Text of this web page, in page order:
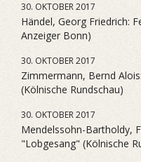
30. OKTOBER 2017
Händel, Georg Friedrich:
Anzeiger Bonn)
30. OKTOBER 2017
Zimmermann, Bernd
(Kölnische Rundschau)
30. OKTOBER 2017
Mendelssohn-Bartholdy,
"Lobgesang" (Kölnische